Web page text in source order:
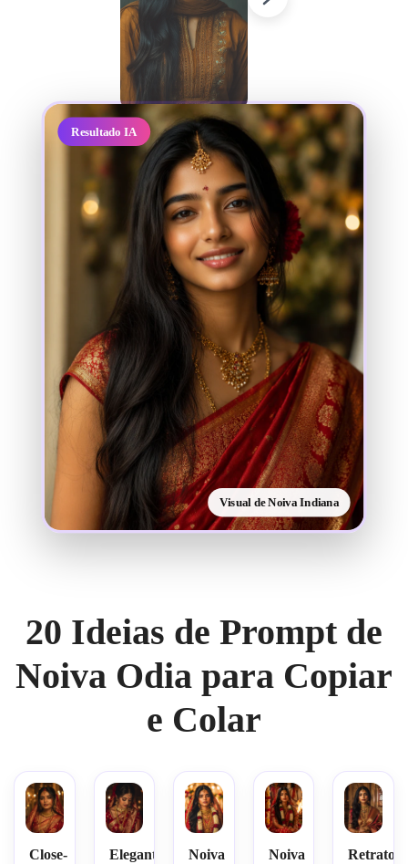
Resultado IA
Visual de Noiva Indiana
20 Ideias de Prompt de
Noiva Odia para Copiar
e Colar
Close-
Elegante
Noiva
Noiva
Retrato